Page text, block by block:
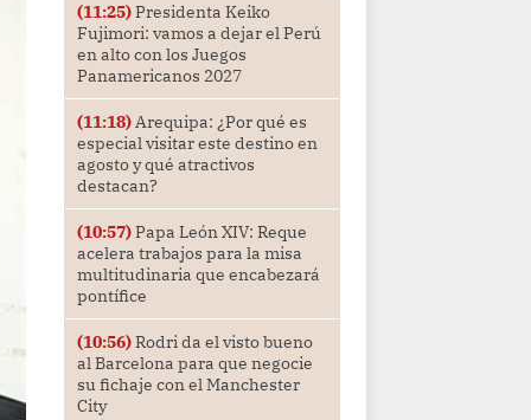
(11:25)Presidenta Keiko
Fujimori: vamos a dejar el Perú
en alto con los Juegos
Panamericanos 2027
(11:18)Arequipa: ¿Por qué es
especial visitar este destino en
agosto y qué atractivos
destacan?
(10:57)Papa León XIV: Reque
acelera trabajos para la misa
multitudinaria que encabezará
pontífice
(10:56)Rodri da el visto bueno
al Barcelona para que negocie
su fichaje con el Manchester
City